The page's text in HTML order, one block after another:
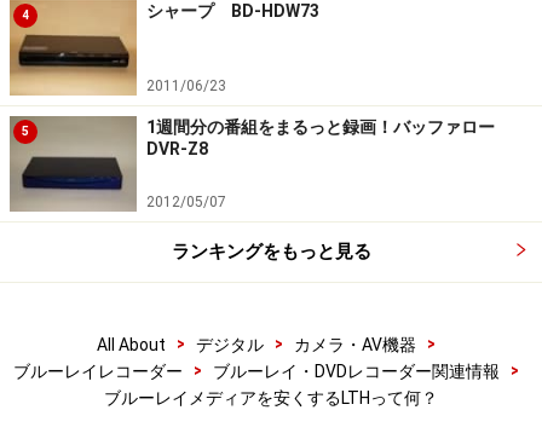
4 シャープ BD-HDW73
2011/06/23
5
1週間分の番組をまるっと録画！バッファロー
DVR-Z8
2012/05/07
ランキングをもっと見る
All About > デジタル > カメラ・AV機器
>
ブルーレイレコーダー
> ブルーレイ・DVDレコーダー関連情報
>
ブルーレイメディアを安くするLTHって何？